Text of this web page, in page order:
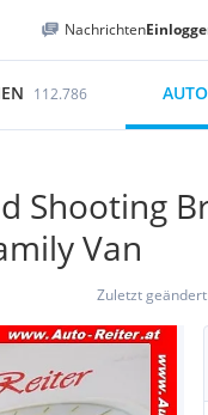
Nachrichten
112.786
Shooting
Van
Zuletzt geändert: